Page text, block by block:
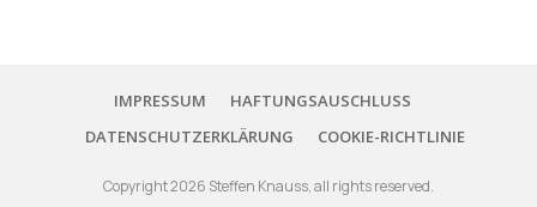
IMPRESSUM
HAFTUNGSAUSCHLUSS
DATENSCHUTZERKLÄRUNG
COOKIE-RICHTLINIE
Copyright2026 Steffen Knauss, all rights reserved.